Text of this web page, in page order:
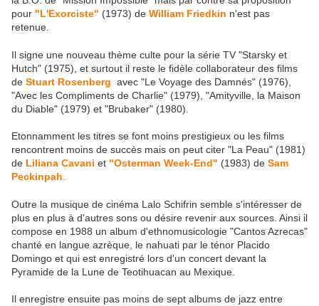
pour "L'Exorciste" (1973) de William Friedkin n'est pas
retenue.
Il signe une nouveau thème culte pour la série TV "Starsky et
Hutch" (1975), et surtout il reste le fidèle collaborateur des films
de Stuart Rosenberg avec "Le Voyage des Damnés" (1976),
"Avec les Compliments de Charlie" (1979), "Amityville, la Maison
du Diable" (1979) et "Brubaker" (1980).
Etonnamment les titres se font moins prestigieux ou les films
rencontrent moins de succès mais on peut citer "La Peau" (1981)
de Liliana Cavani et "Osterman Week-End" (1983) de Sam
Peckinpah
Outre la musique de cinéma Lalo Schifrin semble s'intéresser de
plus en plus à d'autres sons ou désire revenir aux sources. Ainsi il
compose en 1988 un album d'ethnomusicologie "Cantos Azrecas"
chanté en langue azrèque, le nahuati par le ténor Placido
Domingo et qui est enregistré lors d'un concert devant la
Pyramide de la Lune de Teotihuacan au Mexique.
Il enregistre ensuite pas moins de sept albums de jazz entre